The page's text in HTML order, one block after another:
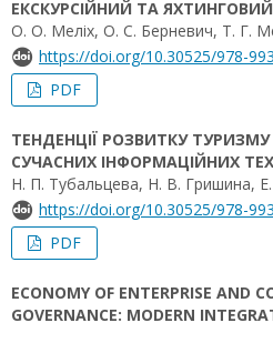
ЕКСКУРСІЙНИЙ ТА ЯХТИНГОВИЙ
О. О. Меліх, О. С. Берневич, Т. Г.
https://doi.org/10.30525/978-
PDF
ТЕНДЕНЦІЇ РОЗВИТКУ
СУЧАСНИХ ІНФОРМАЦІЙНИХ
Н. П. Тубальцева, Н. В. Гришина,
https://doi.org/10.30525/978-
PDF
ECONOMY OF ENTERPRISE AND
GOVERNANCE: MODERN